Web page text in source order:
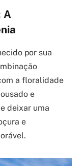
A
por sua
a floralidade
e
deixar uma
e